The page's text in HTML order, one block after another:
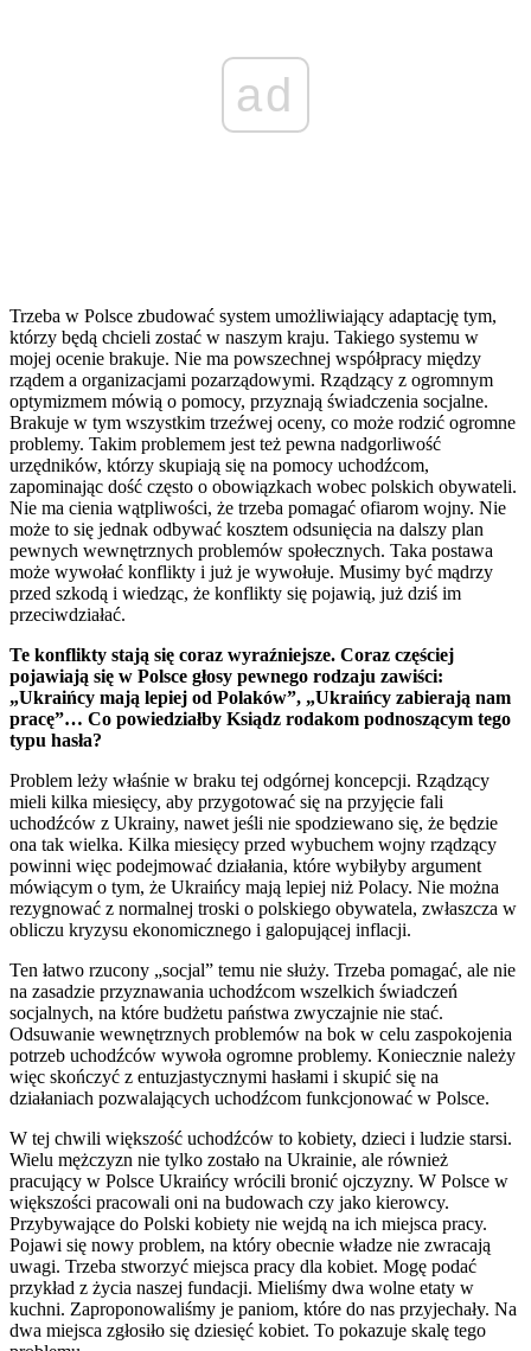
ad
Trzeba w Polsce zbudować system umożliwiający adaptację tym,
którzy będą chcieli zostać w naszym kraju. Takiego systemu w
mojej ocenie brakuje. Nie ma powszechnej współpracy między
rządem a organizacjami pozarządowymi. Rządzący z ogromnym
optymizmem mówią o pomocy, przyznają świadczenia socjalne.
Brakuje w tym wszystkim trzeźwej oceny, co może rodzić ogromne
problemy. Takim problemem jest też pewna nadgorliwość
urzędników, którzy skupiają się na pomocy uchodźcom,
zapominając dość często o obowiązkach wobec polskich obywateli.
Nie ma cienia wątpliwości, że trzeba pomagać ofiarom wojny. Nie
może to się jednak odbywać kosztem odsunięcia na dalszy plan
pewnych wewnętrznych problemów społecznych. Taka postawa
może wywołać konflikty i już je wywołuje. Musimy być mądrzy
przed szkodą i wiedząc, że konflikty się pojawią, już dziś im
przeciwdziałać.
Te konflikty stają się coraz wyraźniejsze. Coraz częściej
pojawiają się w Polsce głosy pewnego rodzaju zawiści:
„Ukraińcy mają lepiej od Polaków”, „Ukraińcy zabierają nam
pracę”… Co powiedziałby Ksiądz rodakom podnoszącym tego
typu hasła?
Problem leży właśnie w braku tej odgórnej koncepcji. Rządzący
mieli kilka miesięcy, aby przygotować się na przyjęcie fali
uchodźców z Ukrainy, nawet jeśli nie spodziewano się, że będzie
ona tak wielka. Kilka miesięcy przed wybuchem wojny rządzący
powinni więc podejmować działania, które wybiłyby argument
mówiącym o tym, że Ukraińcy mają lepiej niż Polacy. Nie można
rezygnować z normalnej troski o polskiego obywatela, zwłaszcza w
obliczu kryzysu ekonomicznego i galopującej inflacji.
Ten łatwo rzucony „socjal” temu nie służy. Trzeba pomagać, ale nie
na zasadzie przyznawania uchodźcom wszelkich świadczeń
socjalnych, na które budżetu państwa zwyczajnie nie stać.
Odsuwanie wewnętrznych problemów na bok w celu zaspokojenia
potrzeb uchodźców wywoła ogromne problemy. Koniecznie należy
więc skończyć z entuzjastycznymi hasłami i skupić się na
działaniach pozwalających uchodźcom funkcjonować w Polsce.
W tej chwili większość uchodźców to kobiety, dzieci i ludzie starsi.
Wielu mężczyzn nie tylko zostało na Ukrainie, ale również
pracujący w Polsce Ukraińcy wrócili bronić ojczyzny. W Polsce w
większości pracowali oni na budowach czy jako kierowcy.
Przybywające do Polski kobiety nie wejdą na ich miejsca pracy.
Pojawi się nowy problem, na który obecnie władze nie zwracają
uwagi. Trzeba stworzyć miejsca pracy dla kobiet. Mogę podać
przykład z życia naszej fundacji. Mieliśmy dwa wolne etaty w
kuchni. Zaproponowaliśmy je paniom, które do nas przyjechały. Na
dwa miejsca zgłosiło się dziesięć kobiet. To pokazuje skalę tego